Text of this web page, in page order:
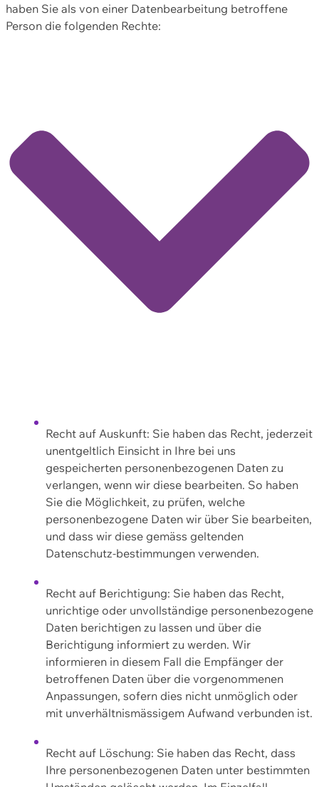
haben Sie als von einer Datenbearbeitung betroffene
Person die folgenden Rechte:
Recht auf Auskunft: Sie haben das Recht, jederzeit
unentgeltlich Einsicht in Ihre bei uns
gespeicherten personenbezogenen Daten zu
verlangen, wenn wir diese bearbeiten. So haben
Sie die Möglichkeit, zu prüfen, welche
personenbezogene Daten wir über Sie bearbeiten,
und dass wir diese gemäss geltenden
Datenschutz-bestimmungen verwenden.
Recht auf Berichtigung: Sie haben das Recht,
unrichtige oder unvollständige personenbezogene
Daten berichtigen zu lassen und über die
Berichtigung informiert zu werden. Wir
informieren in diesem Fall die Empfänger der
betroffenen Daten über die vorgenommenen
Anpassungen, sofern dies nicht unmöglich oder
mit unverhältnismässigem Aufwand verbunden ist.
Recht auf Löschung: Sie haben das Recht, dass
Ihre personenbezogenen Daten unter bestimmten